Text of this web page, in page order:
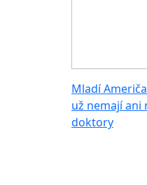
Mladí
už nemají ani
doktory